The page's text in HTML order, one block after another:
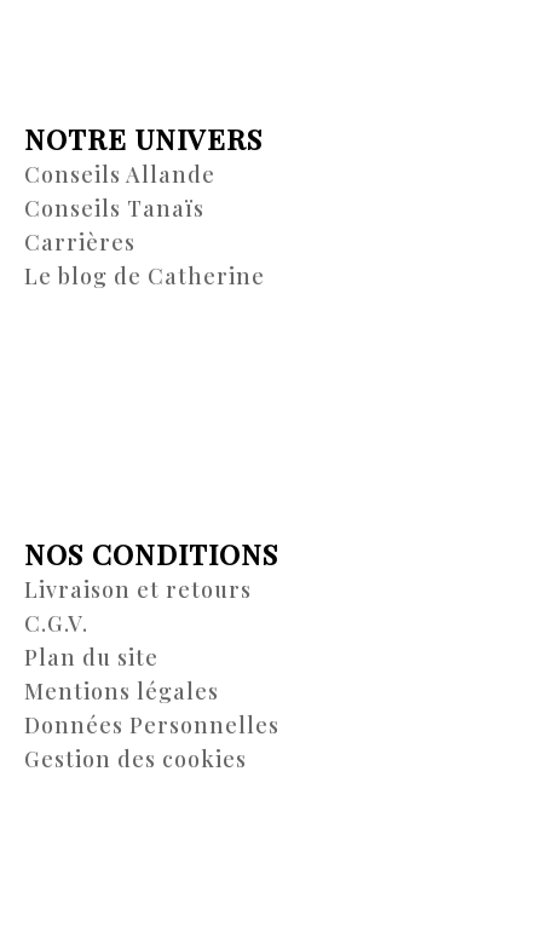
NOTRE UNIVERS
Conseils Allande
Conseils Tanaïs
Carrières
Le blog de Catherine
NOS CONDITIONS
Livraison et retours
C.G.V.
Plan du site
Mentions légales
Données Personnelles
Gestion des cookies